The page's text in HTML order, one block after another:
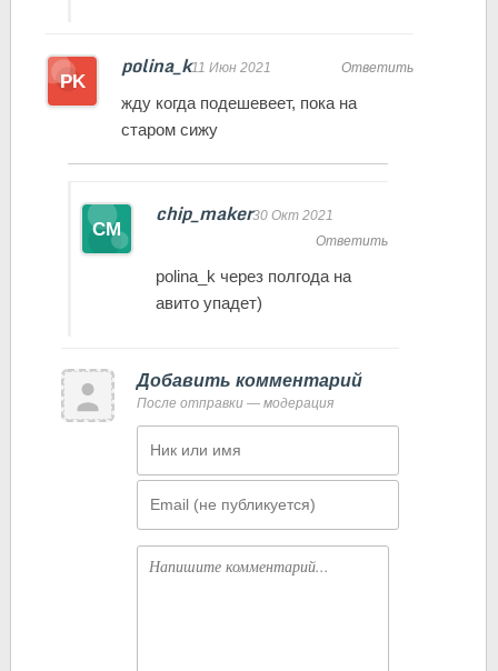
polina_k11 Июн 2021 Ответить
жду когда подешевеет, пока на
старом сижу
chip_maker30 Окт 2021
Ответить
polina_k через полгода на
авито упадет)
Добавить комментарий
После отправки — модерация